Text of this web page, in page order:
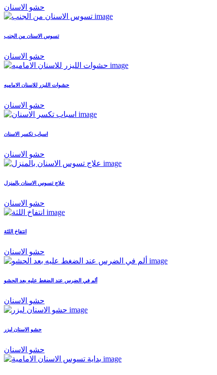
حشو الاسنان
تسوس الاسنان من الجنب
حشو الاسنان
حشوات الليزر للاسنان الاماميه
حشو الاسنان
اسباب تكسر الاسنان
حشو الاسنان
علاج تسوس الاسنان بالمنزل
حشو الاسنان
انتفاخ اللثة
حشو الاسنان
ألم في الضرس عند الضغط عليه بعد الحشو
حشو الاسنان
حشو الاسنان ليزر
حشو الاسنان